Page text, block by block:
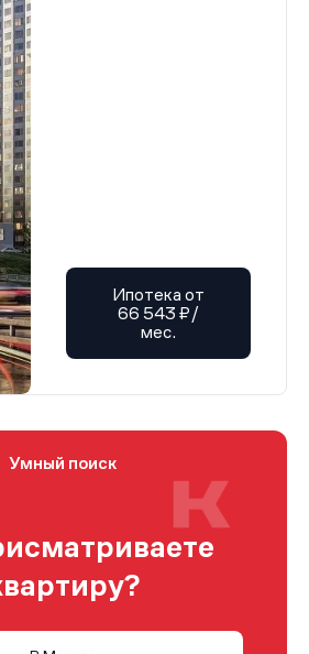
Ипотека от
66 543 ₽/
мес.
Умный поиск